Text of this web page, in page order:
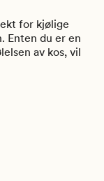
for kjølige
Enten du er en
av kos, vil
din